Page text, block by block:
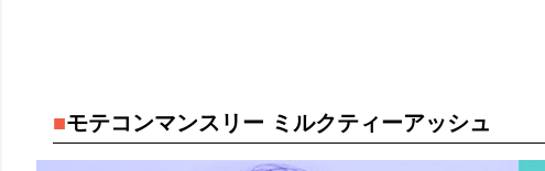
■モテコンマンスリー ミルクティーアッシュ